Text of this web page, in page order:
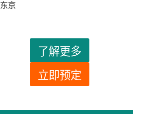
了解更多
立即预定
东京